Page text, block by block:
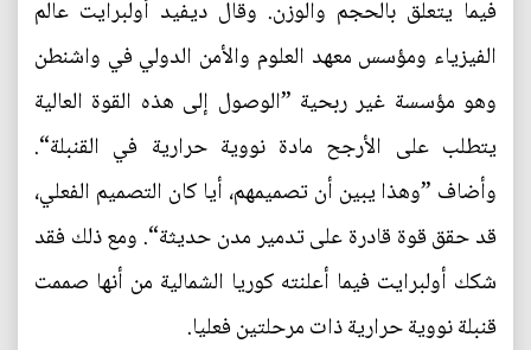
فيما يتعلق بالحجم والوزن. وقال ديفيد أولبرايت عالم
الفيزياء ومؤسس معهد العلوم والأمن الدولي في واشنطن
وهو مؤسسة غير ربحية ”الوصول إلى هذه القوة العالية
يتطلب على الأرجح مادة نووية حرارية في القنبلة“.
وأضاف ”وهذا يبين أن تصميمهم، أيا كان التصميم الفعلي،
قد حقق قوة قادرة على تدمير مدن حديثة“. ومع ذلك فقد
شكك أولبرايت فيما أعلنته كوريا الشمالية من أنها صممت
قنبلة نووية حرارية ذات مرحلتين فعليا.